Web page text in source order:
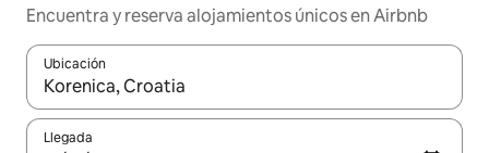
Encuentra y reserva alojamientos únicos en Airbnb
Ubicación
Cuando los resultados estén disponibles, navega con las
Llegada